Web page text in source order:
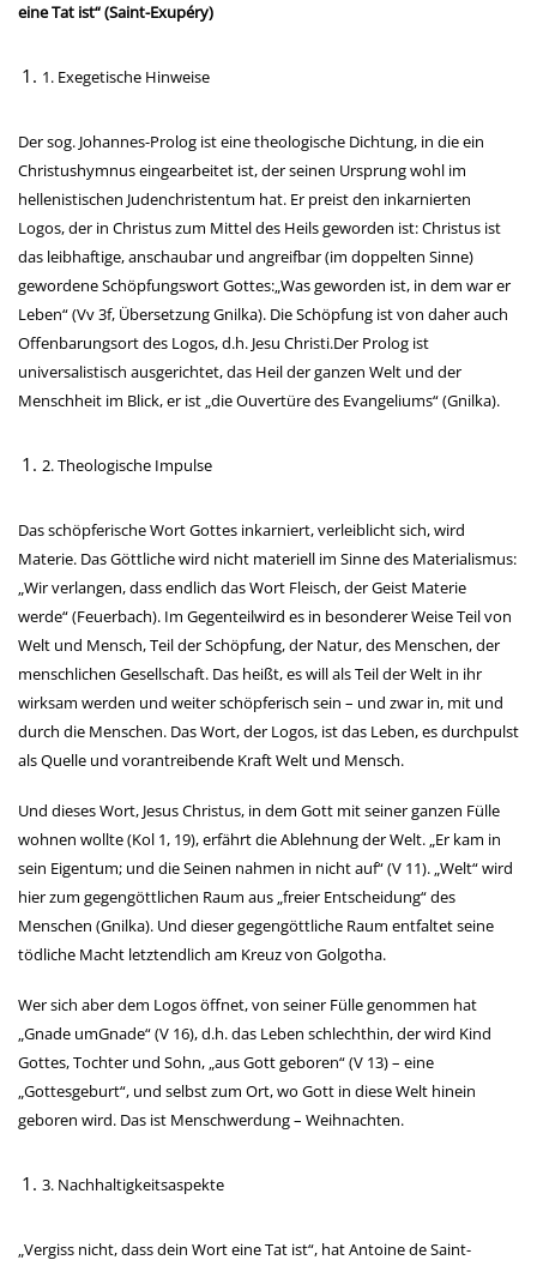
eine Tat ist“ (Saint-Exupéry)
1. Exegetische Hinweise
Der sog. Johannes-Prolog ist eine theologische Dichtung, in die ein
Christushymnus eingearbeitet ist, der seinen Ursprung wohl im
hellenistischen Judenchristentum hat. Er preist den inkarnierten
Logos, der in Christus zum Mittel des Heils geworden ist: Christus ist
das leibhaftige, anschaubar und angreifbar (im doppelten Sinne)
gewordene Schöpfungswort Gottes:„Was geworden ist, in dem war er
Leben“ (Vv 3f, Übersetzung Gnilka). Die Schöpfung ist von daher auch
Offenbarungsort des Logos, d.h. Jesu Christi.Der Prolog ist
universalistisch ausgerichtet, das Heil der ganzen Welt und der
Menschheit im Blick, er ist „die Ouvertüre des Evangeliums“ (Gnilka).
2. Theologische Impulse
Das schöpferische Wort Gottes inkarniert, verleiblicht sich, wird
Materie. Das Göttliche wird nicht materiell im Sinne des Materialismus:
„Wir verlangen, dass endlich das Wort Fleisch, der Geist Materie
werde“ (Feuerbach). Im Gegenteilwird es in besonderer Weise Teil von
Welt und Mensch, Teil der Schöpfung, der Natur, des Menschen, der
menschlichen Gesellschaft. Das heißt, es will als Teil der Welt in ihr
wirksam werden und weiter schöpferisch sein – und zwar in, mit und
durch die Menschen. Das Wort, der Logos, ist das Leben, es durchpulst
als Quelle und vorantreibende Kraft Welt und Mensch.
Und dieses Wort, Jesus Christus, in dem Gott mit seiner ganzen Fülle
wohnen wollte (Kol 1, 19), erfährt die Ablehnung der Welt. „Er kam in
sein Eigentum; und die Seinen nahmen in nicht auf“ (V 11). „Welt“ wird
hier zum gegengöttlichen Raum aus „freier Entscheidung“ des
Menschen (Gnilka). Und dieser gegengöttliche Raum entfaltet seine
tödliche Macht letztendlich am Kreuz von Golgotha.
Wer sich aber dem Logos öffnet, von seiner Fülle genommen hat
„Gnade umGnade“ (V 16), d.h. das Leben schlechthin, der wird Kind
Gottes, Tochter und Sohn, „aus Gott geboren“ (V 13) – eine
„Gottesgeburt“, und selbst zum Ort, wo Gott in diese Welt hinein
geboren wird. Das ist Menschwerdung – Weihnachten.
3. Nachhaltigkeitsaspekte
„Vergiss nicht, dass dein Wort eine Tat ist“, hat Antoine de Saint-